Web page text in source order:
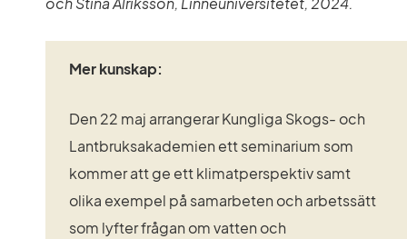
Mer kunskap:
Den 22 maj arrangerar Kungliga Skogs- och
Lantbruksakademien ett seminarium som
kommer att ge ett klimatperspektiv samt
olika exempel på samarbeten och arbetssätt
som lyfter frågan om vatten och